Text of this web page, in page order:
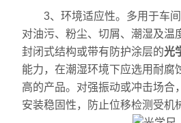
工具显微镜
三丰量具
电子衡器
3、环境适应性。多用于车间
对油污、粉尘、切屑、潮湿及温
封闭式结构或带有防护涂层的光
能力，在潮湿环境下应选用耐腐
高的产品。对强振动或冲击场合
安装稳固性，防止位移检测受机